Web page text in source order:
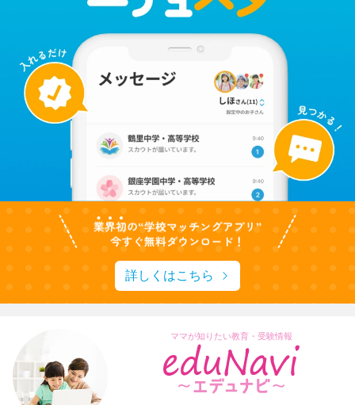
詳しくはこちら
ママが知りたい教育・受験情報